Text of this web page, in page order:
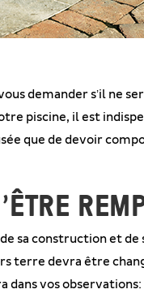
demander s’il ne
piscine, il est
que de devoir
sa construction et de
terre devra être
dans vos observations: